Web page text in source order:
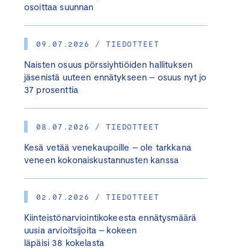
osoittaa suunnan
09.07.2026 / TIEDOTTEET
Naisten osuus pörssiyhtiöiden hallituksen
jäsenistä uuteen ennätykseen – osuus nyt jo
37 prosenttia
08.07.2026 / TIEDOTTEET
Kesä vetää venekaupoille – ole tarkkana
veneen kokonaiskustannusten kanssa
02.07.2026 / TIEDOTTEET
Kiinteistönarviointikokeesta ennätysmäärä
uusia arvioitsijoita – kokeen
läpäisi 38 kokelasta